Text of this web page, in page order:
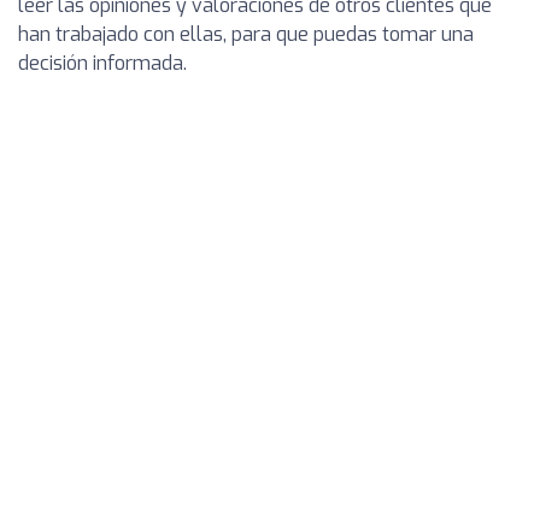
han trabajado con ellas, para que puedas tomar una
decisión informada.